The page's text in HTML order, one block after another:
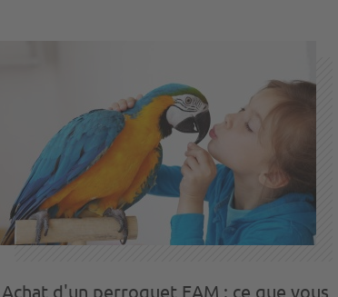
Achat d'un perroquet EAM : ce que vous